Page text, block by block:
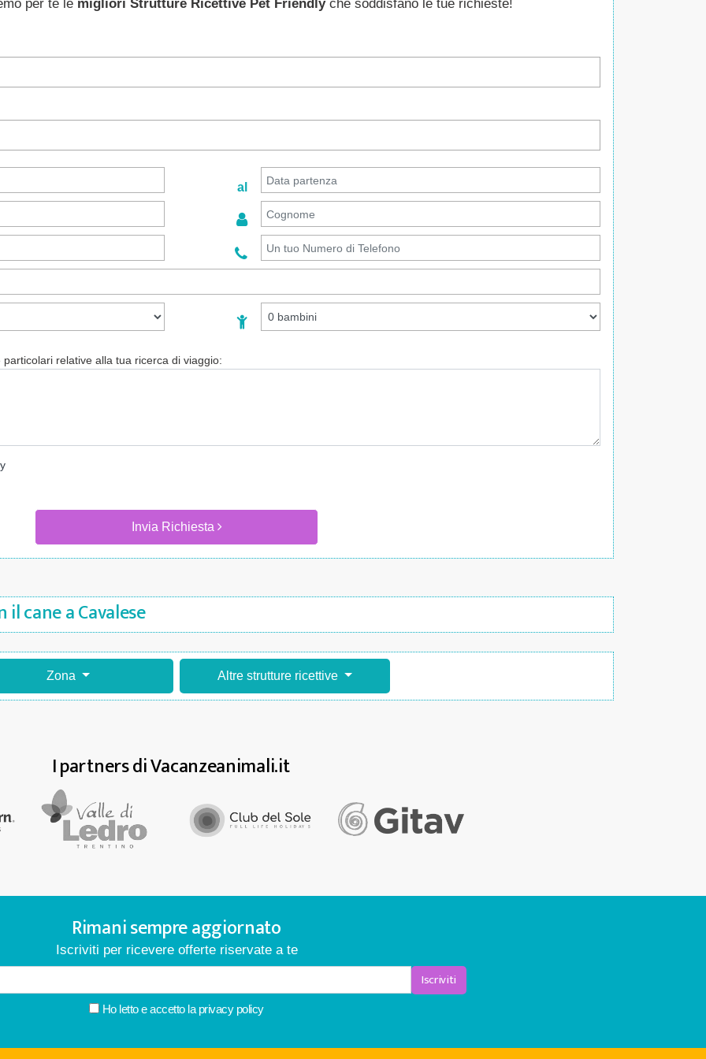
per te le migliori Strutture Ricettive Pet Friendlyche soddisfano le tue richieste!
al
relative alla tua ricerca di viaggio:
Invia Richiesta
cane a Cavalese
Zona Altre strutture ricettive
I partners di Vacanzeanimali.it
Rimani sempre aggiornato
Iscriviti per ricevere offerte riservate a te
Iscriviti
Ho letto e accetto la privacy policy